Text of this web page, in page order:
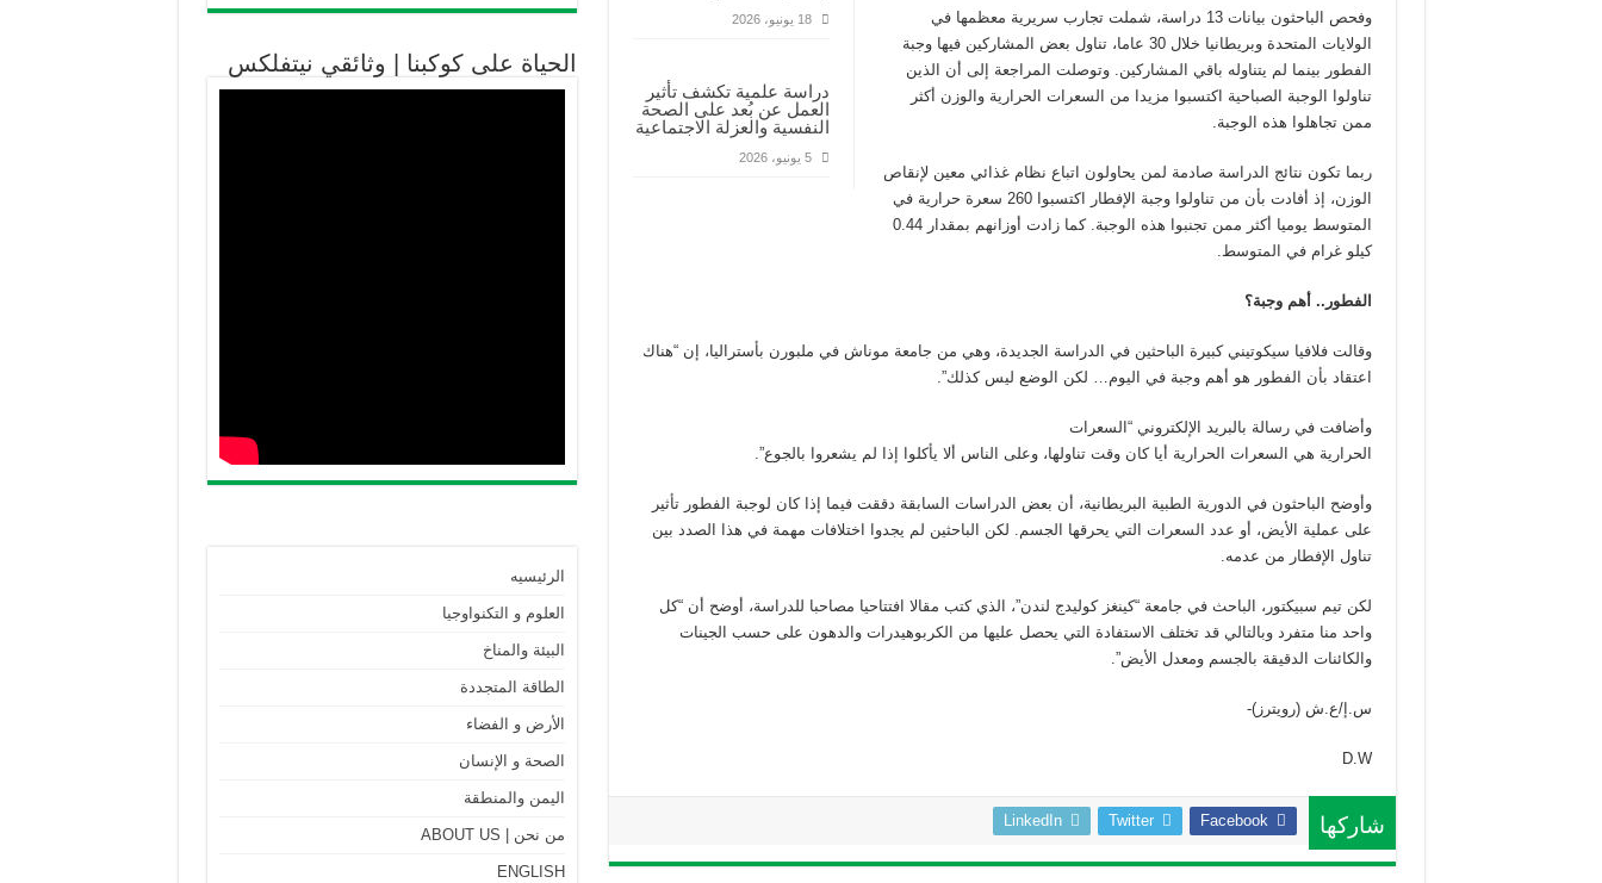
18 يونيو، 2026
دراسة علمية تكشف تأثير
العمل عن بُعد على الصحة
النفسية والعزلة الاجتماعية
5 يونيو، 2026
وفحص الباحثون بيانات 13 دراسة، شملت تجارب سريرية معظمها في
الولايات المتحدة وبريطانيا خلال 30 عاما، تناول بعض المشاركين فيها وجبة
الفطور بينما لم يتناوله باقي المشاركين. وتوصلت المراجعة إلى أن الذين
تناولوا الوجبة الصباحية اكتسبوا مزيدا من السعرات الحرارية والوزن أكثر
ممن تجاهلوا هذه الوجبة.
ربما تكون نتائج الدراسة صادمة لمن يحاولون اتباع نظام غذائي معين لإنقاص
الوزن، إذ أفادت بأن من تناولوا وجبة الإفطار اكتسبوا 260 سعرة حرارية في
المتوسط يوميا أكثر ممن تجنبوا هذه الوجبة. كما زادت أوزانهم بمقدار 0.44
كيلو غرام في المتوسط.
الفطور.. أهم وجبة؟
وقالت فلافيا سيكوتيني كبيرة الباحثين في الدراسة الجديدة، وهي من جامعة موناش في ملبورن بأستراليا، إن “هناك
اعتقاد بأن الفطور هو أهم وجبة في اليوم… لكن الوضع ليس كذلك”.
وأضافت في رسالة بالبريد الإلكتروني “السعرات
الحرارية هي السعرات الحرارية أيا كان وقت تناولها، وعلى الناس ألا يأكلوا إذا لم يشعروا بالجوع”.
وأوضح الباحثون في الدورية الطبية البريطانية، أن بعض الدراسات السابقة دققت فيما إذا كان لوجبة الفطور تأثير
على عملية الأيض، أو عدد السعرات التي يحرقها الجسم. لكن الباحثين لم يجدوا اختلافات مهمة في هذا الصدد بين
تناول الإفطار من عدمه.
لكن تيم سبيكتور، الباحث في جامعة “كينغز كوليدج لندن”، الذي كتب مقالا افتتاحيا مصاحبا للدراسة، أوضح أن “كل
واحد منا متفرد وبالتالي قد تختلف الاستفادة التي يحصل عليها من الكربوهيدرات والدهون على حسب الجينات
والكائنات الدقيقة بالجسم ومعدل الأيض”.
س.إ/ع.ش (رويترز)-
D.W
شاركها Facebook
Twitter
LinkedIn
الحياة على كوكبنا | وثائقي نيتفلكس
الرئيسيه
العلوم و التكنواوجيا
البيئة والمناخ
الطاقة المتجددة
الأرض و الفضاء
الصحة و الإنسان
اليمن والمنطقة
من نحن | ABOUT US
ENGLISH